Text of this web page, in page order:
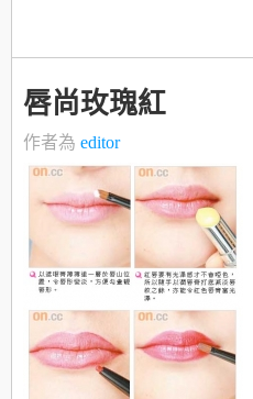
唇尚玫瑰紅
作者為 editor